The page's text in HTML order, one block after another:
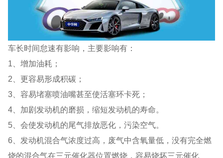
车长时间怠速有影响，主要影响有：
1、增加油耗；
2、更容易形成积碳；
3、容易堵塞喷油嘴甚至使活塞环卡死；
4、加剧发动机的磨损，缩短发动机的寿命。
5、会使发动机的尾气排放恶化，污染空气。
6、发动机混合气浓度过高，废气中含氧量低，没有完全燃
烧的混合气在三元催化器位置燃烧，容易烧坏三元催化